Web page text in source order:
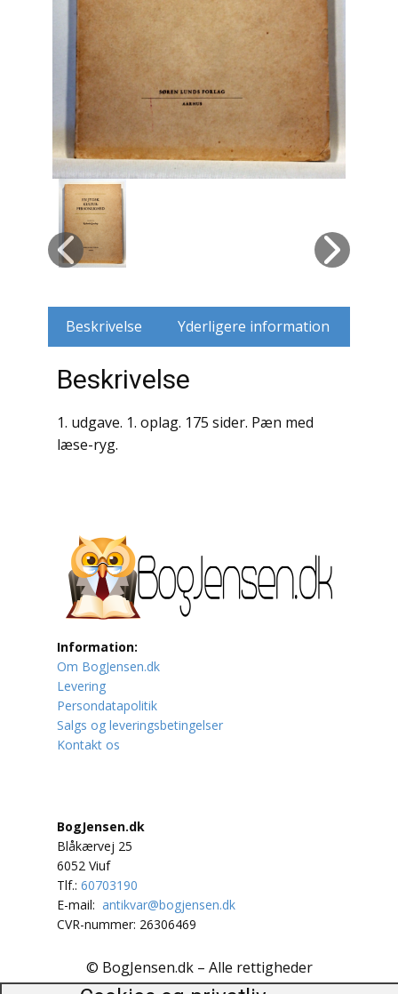
Håndarbejde
Håndværk
Historie
Hobby
Hus / Have
Krige / Slag
Krop / Sind
Litteraturhistorie
Lokalhistorie / Topografi
Lystfiskeri
Mad
Musik
Naturen
Oldtidskundskab
Ordbøger
Beskrivelse Yderligere information
Beskrivelse
1. udgave. 1. oplag. 175 sider. Pæn med
læse-ryg.
Information:
Om BogJensen.dk
Levering
Persondatapolitik
Salgs og leveringsbetingelser
Kontakt os
BogJensen.dk
Blåkærvej 25
6052 Viuf
Tlf.: 60703190
E-mail: antikvar@bogjensen.dk
CVR-nummer: 26306469
© BogJensen.dk – Alle rettigheder
forbeholdes.